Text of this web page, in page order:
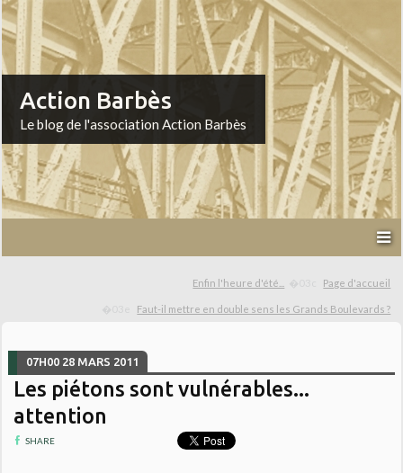
Action Barbès
Le blog de l'association Action Barbès
Enfin l'heure d'été... Page d'accueil
Faut-il mettre en double sens les Grands Boulevards ?
07H00 28 MARS 2011
Les piétons sont vulnérables...
attention
SHARE